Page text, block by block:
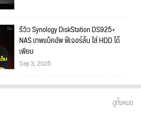
รีวิว Synology DiskStation DS925+
NAS เทพแบ็คอัพ ฟีเจอร์ล้น ใส่ HDD ได้
เพียบ
Sep 3, 2025
ดูทั้งหมด